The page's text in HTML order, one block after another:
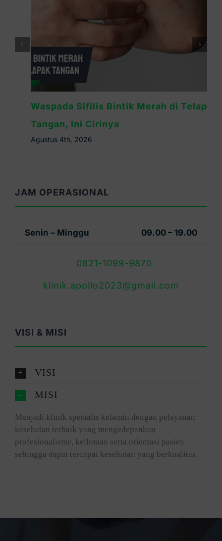
Waspada Sifilis Bintik Merah di Telapak
Tangan, Ini Cirinya
Agustus 4th, 2026
JAM OPERASIONAL
Senin – Minggu 09.00 – 19.00
0821-1099-9870
klinik.apollo2023@gmail.com
VISI & MISI
VISI
MISI
Menjadi klinik spesialis kelamin dengan pelayanan
kesehatan terbaik yang mengedepankan
profesionalisme, keilmuan serta orientasi pasien
sehingga dapat tercapai kesehatan yang berkualitas.